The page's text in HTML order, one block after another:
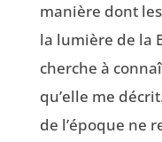
manière dont
la lumière de la
cherche à
qu’elle me
de l’époque ne